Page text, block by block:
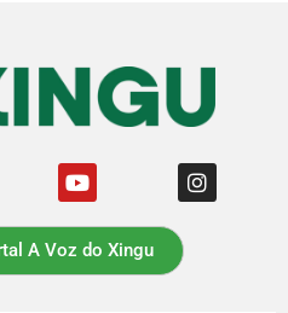
A Voz do Xingu